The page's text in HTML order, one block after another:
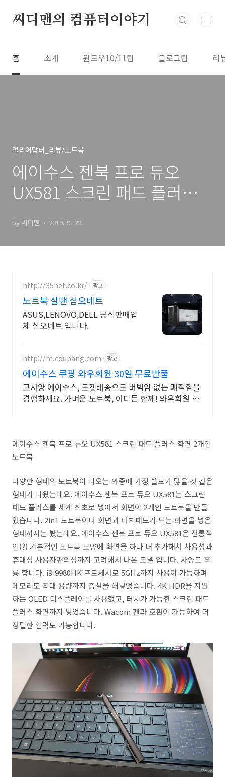
씨디맨의 컴퓨터이야기
홈 소개 윈도우10/11팁 블로그팁 리
얼리어답터_리뷰/노트북
에이수스 젠북 프로 듀오
UX581 스크린 패드 플러스
by 씨디맨 2019. 9. 23.
http://35net.co.kr/ 광고
노트북 살땐 삼오네트
ASUS,LENOVO,DELL 공식판매업
체 삼오네트 입니다.
http://m.coupang.com 광고
에이수스 쿠팡 와우회원 30일 무료반품
고사양 에이수스, 로켓배송으로 버벅임 없는 쾌적함을
경험하세요. 가벼운 노트북, 어디든 함께! 와우회원 무
에이수스 젠북 프로 듀오 UX581 스크린 패드 플러스 화면 2개인
노트북
다양한 형태의 노트북이 나오는 와중에 가장 쓸모가 많을 것 같은
형태가 나왔는데요. 에이수스 젠북 프로 듀오 UX581는 스크린
패드 플러스를 세계 최초로 넣어서 화면이 2개인 노트북을 만들
었습니다. 2in1 노트북이나 화면과 터치패드가 되는 화면을 넣은
형태까지는 봤는데요. 에이수스 젠북 프로 듀오 UX581은 전통적
인(?) 기본적인 노트북 모양에 화면을 하나 더 추가해서 사용성과
휴대성 사용자편의성까지 고려해서 나온 모델 입니다. 사양도 훌
륭 합니다. i9-9980HK 프로세서로 5GHz까지 사용이 가능하며
메모리도 최대 용량까지 증설을 해넣었습니다. 4K HDR을 지원
하는 OLED 디스플레이를 사용했고, 터치가 가능한 스크린 패드
플러스 화면까지 넣었습니다. Wacom 펜과 호환이 가능하여 더
정밀한 입력도 가능합니다.